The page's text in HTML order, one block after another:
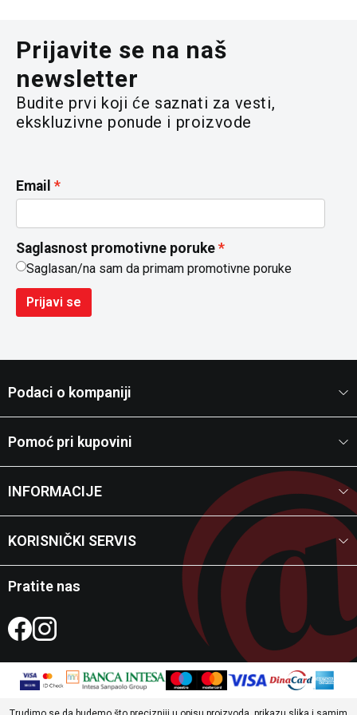
Prijavite se na naš
newsletter
Budite prvi koji će saznati za vesti,
ekskluzivne ponude i proizvode
Email
Saglasnost promotivne poruke
Saglasan/na sam da primam promotivne poruke
Prijavi se
Podaci o kompaniji
Pomoć pri kupovini
INFORMACIJE
KORISNIČKI SERVIS
Pratite nas